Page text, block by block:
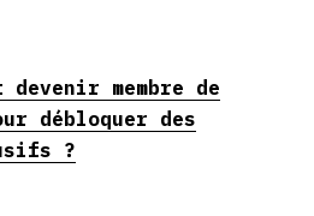
devenir membre de
débloquer des
?